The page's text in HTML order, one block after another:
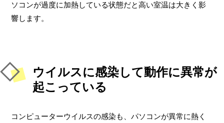
ソコンが過度に加熱している状態だと高い室温は大きく影
響します。
ウイルスに感染して動作に異常が
起こっている
コンピューターウイルスの感染も、パソコンが異常に熱く